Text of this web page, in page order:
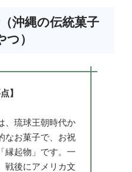
沖縄の伝統菓子
）
】
、琉球王朝時代か
なお菓子で、お祝
縁起物」です。一
戦後にアメリカ文